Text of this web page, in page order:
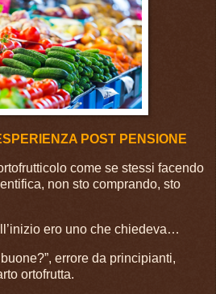
POST PENSIONE
come se stessi facendo
non sto comprando, sto
ero uno che chiedeva…
errore da principianti,
ortofrutta.